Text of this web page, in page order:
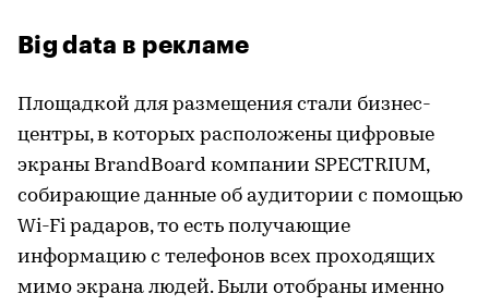
Big data в рекламе
Площадкой для размещения стали бизнес-
центры, в которых расположены цифровые
экраны BrandBoard компании SPECTRIUM,
собирающие данные об аудитории с помощью
Wi-Fi радаров, то есть получающие
информацию с телефонов всех проходящих
мимо экрана людей. Были отобраны именно